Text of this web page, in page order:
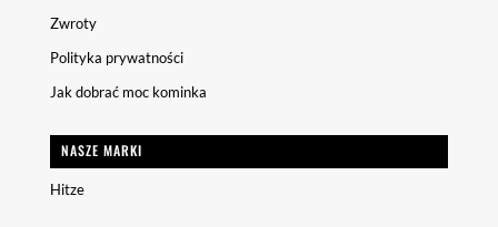
Zwroty
Polityka prywatności
Jak dobrać moc kominka
NASZE MARKI
Hitze